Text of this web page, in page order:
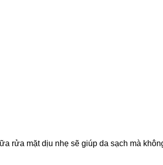
rửa mặt dịu nhẹ sẽ giúp da sạch mà